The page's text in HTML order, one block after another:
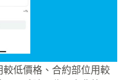
低價格、合約部位用較